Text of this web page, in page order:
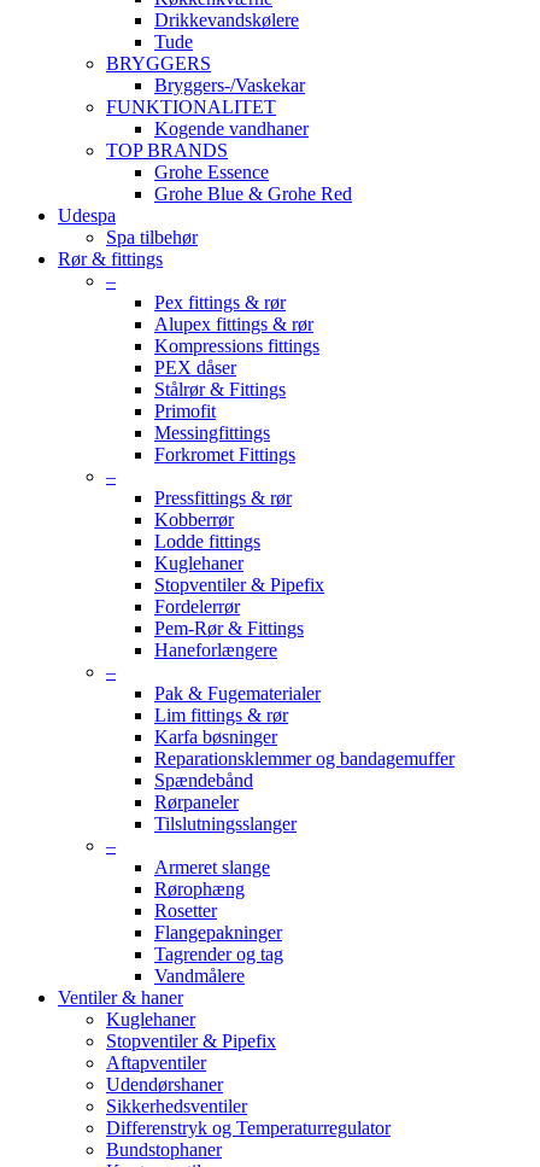
Drikkevandskølere
Tude
BRYGGERS
Bryggers-/Vaskekar
FUNKTIONALITET
Kogende vandhaner
TOP BRANDS
Grohe Essence
Grohe Blue & Grohe Red
Udespa
Spa tilbehør
Rør & fittings
–
Pex fittings & rør
Alupex fittings & rør
Kompressions fittings
PEX dåser
Stålrør & Fittings
Primofit
Messingfittings
Forkromet Fittings
–
Pressfittings & rør
Kobberrør
Lodde fittings
Kuglehaner
Stopventiler & Pipefix
Fordelerrør
Pem-Rør & Fittings
Haneforlængere
–
Pak & Fugematerialer
Lim fittings & rør
Karfa bøsninger
Reparationsklemmer og bandagemuffer
Spændebånd
Rørpaneler
Tilslutningsslanger
–
Armeret slange
Rørophæng
Rosetter
Flangepakninger
Tagrender og tag
Vandmålere
Ventiler & haner
Kuglehaner
Stopventiler & Pipefix
Aftapventiler
Udendørshaner
Sikkerhedsventiler
Differenstryk og Temperaturregulator
Bundstophaner